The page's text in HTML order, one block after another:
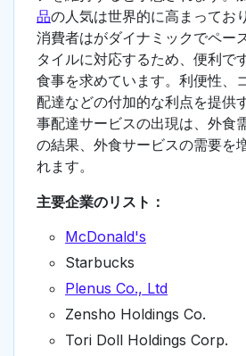
品の人気は世界的に高まってお
消費者はがダイナミックでペー
タイルに対応するため、便利で
食事を求めています。利便性、
配達などの付加的な利点を提供
事配達サービスの出現は、外食
の結果、外食サービスの需要を
れます。
主要企業のリスト：
McDonald's
Starbucks
Plenus Co., Ltd
Zensho Holdings Co.
Tori Doll Holdings Corp.